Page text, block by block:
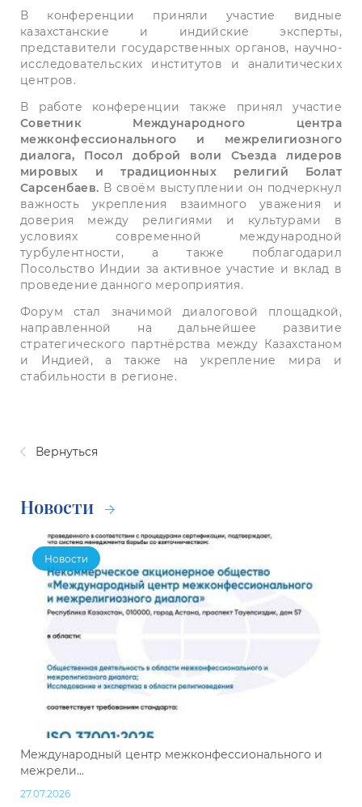
В конференции приняли участие видные
казахстанские и индийские эксперты,
представители государственных органов, научно-
исследовательских институтов и аналитических
центров.
В работе конференции также принял участие
Советник Международного центра
межконфессионального и межрелигиозного
диалога, Посол доброй воли Съезда лидеров
мировых и традиционных религий Болат
Сарсенбаев. В своём выступлении он подчеркнул
важность укрепления взаимного уважения и
доверия между религиями и культурами в
условиях современной международной
турбулентности, а также поблагодарил
Посольство Индии за активное участие и вклад в
проведение данного мероприятия.
Форум стал значимой диалоговой площадкой,
направленной на дальнейшее развитие
стратегического партнёрства между Казахстаном
и Индией, а также на укрепление мира и
стабильности в регионе.
Вернуться
Новости
Новости
Международный центр межконфессионального и
межрели...
27.07.2026